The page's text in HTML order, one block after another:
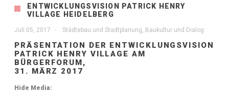
ENTWICKLUNGSVISION PATRICK HENRY
VILLAGE HEIDELBERG
Juli 05, 2017 Städtebau und Stadtplanung Baukultur und Dialog
PRÄSENTATION DER ENTWICKLUNGSVISION
PATRICK HENRY VILLAGE AM
BÜRGERFORUM,
31. MÄRZ 2017
Hide Media: